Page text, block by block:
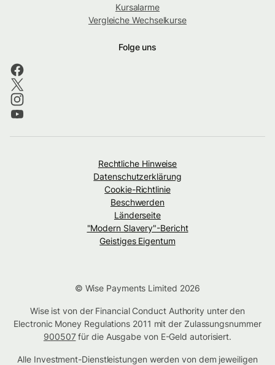
Kursalarme
Vergleiche Wechselkurse
Folge uns
Rechtliche Hinweise
Datenschutzerklärung
Cookie-Richtlinie
Beschwerden
Länderseite
"Modern Slavery"-Bericht
Geistiges Eigentum
© Wise Payments Limited 2026
Wise ist von der Financial Conduct Authority unter den
Electronic Money Regulations 2011 mit der Zulassungsnummer
900507für die Ausgabe von E-Geld autorisiert.
Alle Investment-Dienstleistungen werden von dem jeweiligen